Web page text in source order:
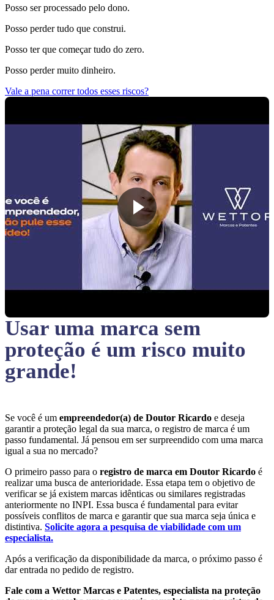
Posso ser processado pelo dono.
Posso perder tudo que construi.
Posso ter que começar tudo do zero.
Posso perder muito dinheiro.
Vale a pena correr todos esses riscos?
Usar uma marca sem
proteção é um risco muito
grande!
Se você é um empreendedor(a) de Doutor Ricardo e deseja
garantir a proteção legal da sua marca, o registro de marca é um
passo fundamental. Já pensou em ser surpreendido com uma marca
igual a sua no mercado?
O primeiro passo para o registro de marca em Doutor Ricardo é
realizar uma busca de anterioridade. Essa etapa tem o objetivo de
verificar se já existem marcas idênticas ou similares registradas
anteriormente no INPI. Essa busca é fundamental para evitar
possíveis conflitos de marca e garantir que sua marca seja única e
distintiva. Solicite agora a pesquisa de viabilidade com um
especialista.
Após a verificação da disponibilidade da marca, o próximo passo é
dar entrada no pedido de registro.
Fale com a Wettor Marcas e Patentes, especialista na proteção